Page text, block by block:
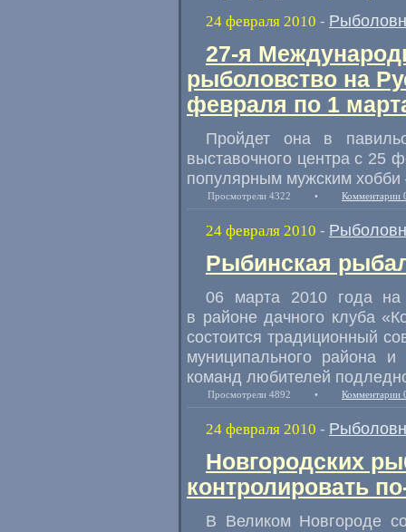
24 февраля 2010 -
27-я
рыболовство на
февраля по 1
Пройдет она в
выставочного центра с 25
популярным мужским
Просмотрели 4322 • Комментарии
24 февраля 2010 -
Рыбинская
06 марта 2010 года на
в районе дачного клуба
состоится традиционный
муниципального района и
команд любителей
Просмотрели 4892 • Комментарии
24 февраля 2010 -
Новгородских
контролировать
В Великом Новгороде